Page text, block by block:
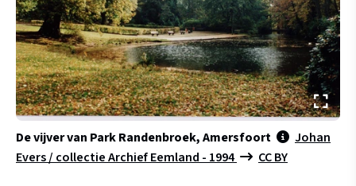
De vijver van Park Randenbroek, Amersfoort
Johan
Evers / collectie Archief Eemland - 1994
CC BY